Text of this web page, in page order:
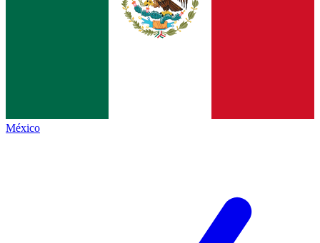
México